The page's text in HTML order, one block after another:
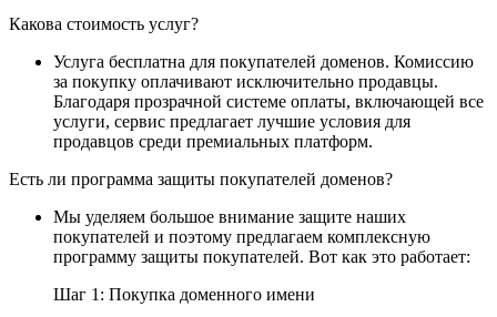
Какова стоимость услуг?
Услуга бесплатна для покупателей доменов. Комиссию
за покупку оплачивают исключительно продавцы.
Благодаря прозрачной системе оплаты, включающей все
услуги, сервис предлагает лучшие условия для
продавцов среди премиальных платформ.
Есть ли программа защиты покупателей доменов?
Мы уделяем большое внимание защите наших
покупателей и поэтому предлагаем комплексную
программу защиты покупателей. Вот как это работает:
Шаг 1: Покупка доменного имени